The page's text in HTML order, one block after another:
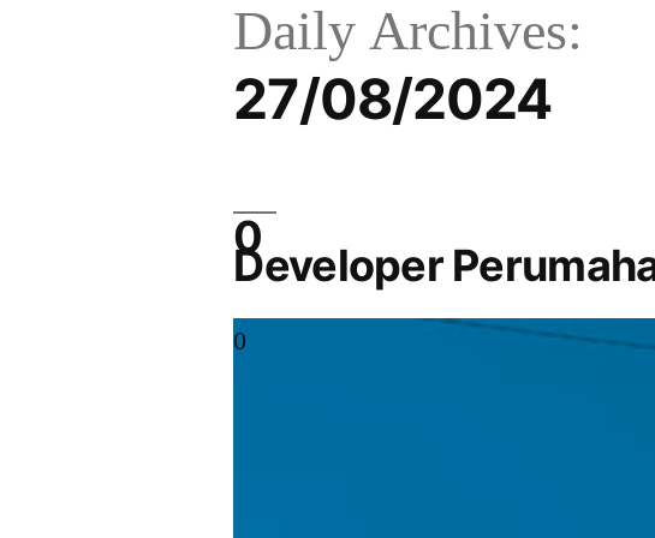
Daily Archives:
27/08/2024
Developer